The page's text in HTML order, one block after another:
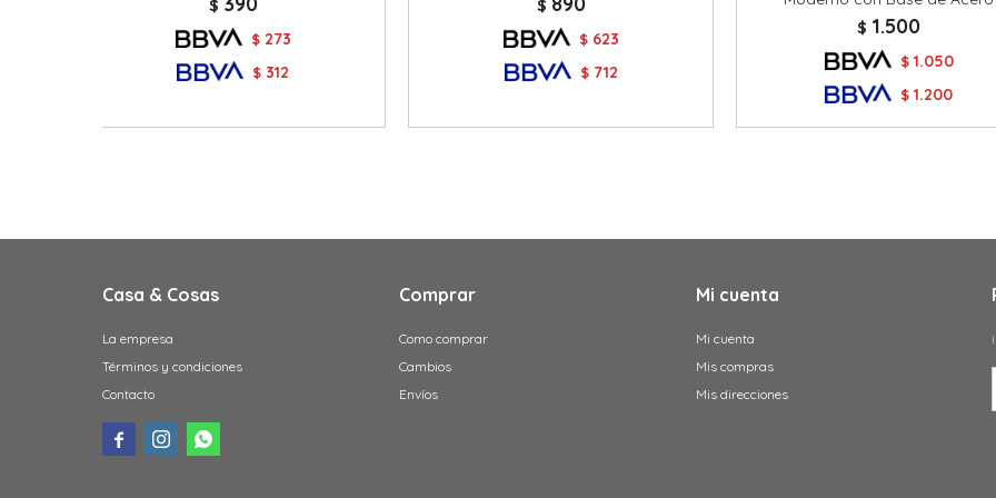
$
$ 273
$ 312
$
$ 623
$ 712
$ 1.500
$ 1.050
$ 1.200
Casa & Cosas
La empresa
Términos y condiciones
Contacto
  
Comprar
Como comprar
Cambios
Envíos
Mi cuenta
Mi cuenta
Mis compras
Mis direcciones